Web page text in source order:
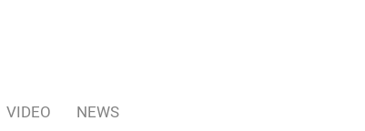
VIDEO NEWS